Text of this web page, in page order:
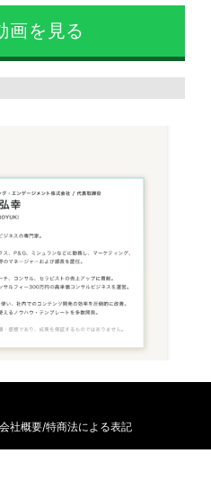
画を見る
会社概要/特商法による表記